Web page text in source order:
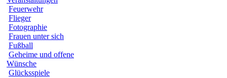
Feuerwehr
Flieger
Fotographie
Frauen unter sich
Fußball
Geheime und offene
Wünsche
Glücksspiele